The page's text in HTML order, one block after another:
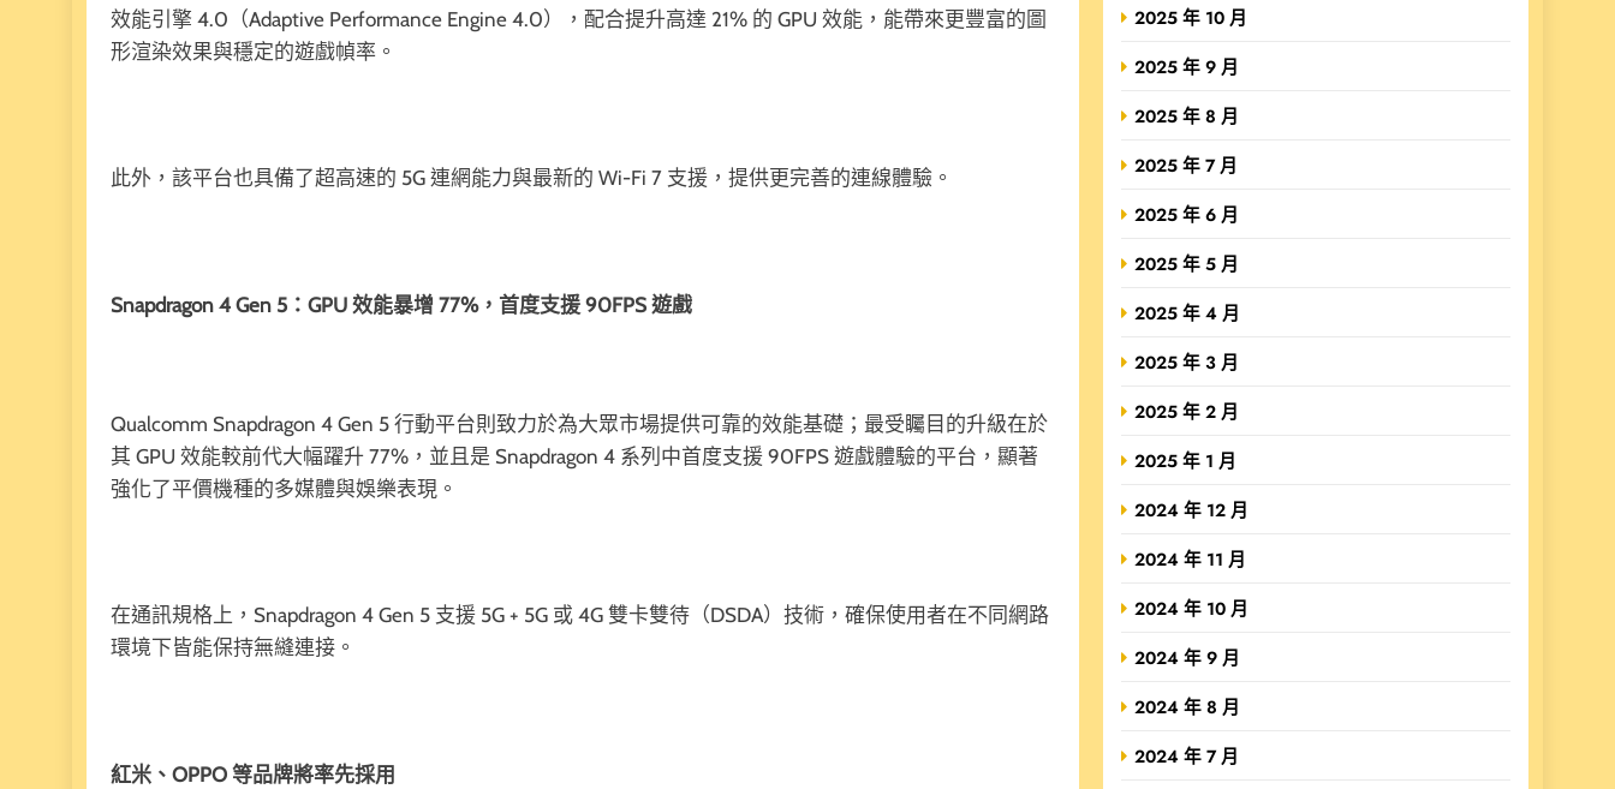
效能引擎 4.0（Adaptive Performance Engine 4.0），配合提升高達 21% 的 GPU 效能，能帶來更豐富的圖
形渲染效果與穩定的遊戲幀率。
此外，該平台也具備了超高速的 5G 連網能力與最新的 Wi-Fi 7 支援，提供更完善的連線體驗。
Snapdragon 4 Gen 5：GPU 效能暴增 77%，首度支援 90FPS 遊戲
Qualcomm Snapdragon 4 Gen 5 行動平台則致力於為大眾市場提供可靠的效能基礎；最受矚目的升級在於
其 GPU 效能較前代大幅躍升 77%，並且是 Snapdragon 4 系列中首度支援 90FPS 遊戲體驗的平台，顯著
強化了平價機種的多媒體與娛樂表現。
在通訊規格上，Snapdragon 4 Gen 5 支援 5G + 5G 或 4G 雙卡雙待（DSDA）技術，確保使用者在不同網路
環境下皆能保持無縫連接。
紅米、OPPO 等品牌將率先採用
2025 年 10 月
2025 年 9 月
2025 年 8 月
2025 年 7 月
2025 年 6 月
2025 年 5 月
2025 年 4 月
2025 年 3 月
2025 年 2 月
2025 年 1 月
2024 年 12 月
2024 年 11 月
2024 年 10 月
2024 年 9 月
2024 年 8 月
2024 年 7 月